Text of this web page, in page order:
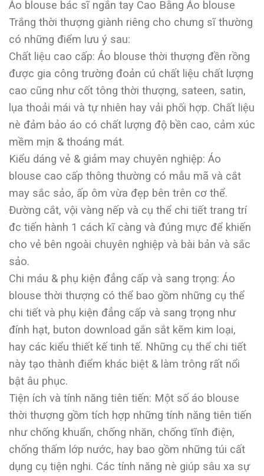
Áo blouse bác sĩ ngắn tay Cao Bằng Áo blouse
Trắng thời thượng giành riêng cho chưng sĩ thường
có những điểm lưu ý sau:
Chất liệu cao cấp: Áo blouse thời thượng đền rồng
được gia công trường đoản cú chất liệu chất lượng
cao cũng như cốt tông thời thượng, sateen, satin,
lụa thoải mái và tự nhiên hay vải phối hợp. Chất liệu
nè đảm bảo áo có chất lượng độ bền cao, cảm xúc
mềm mịn & thoáng mát.
Kiểu dáng vẻ & giảm may chuyên nghiệp: Áo
blouse cao cấp thông thường có mẫu mã và cắt
may sắc sảo, ấp ôm vừa đẹp bên trên cơ thể.
Đường cắt, vội vàng nếp và cụ thể chi tiết trang trí
đc tiến hành 1 cách kĩ càng và đúng mực để khiến
cho vẻ bên ngoài chuyên nghiệp và bài bản và sắc
sảo.
Chi máu & phụ kiện đẳng cấp và sang trọng: Áo
blouse thời thượng có thể bao gồm những cụ thể
chi tiết và phụ kiện đẳng cấp và sang trọng như
đính hạt, buton download gắn sắt kẽm kim loại,
hay các kiểu thiết kế tinh tế. Những cụ thể chi tiết
này tạo thành điểm khác biệt & làm trông rất nổi
bật âu phục.
Tiện ích và tính năng tiên tiến: Một số áo blouse
thời thượng gồm tích hợp những tính năng tiên tiến
như chống khuẩn, chống nhăn, chống tĩnh điện,
chống thấm lớp nước, hay bao gồm những túi cất
dụng cụ tiện nghi. Các tính năng nè giúp sâu xa sự